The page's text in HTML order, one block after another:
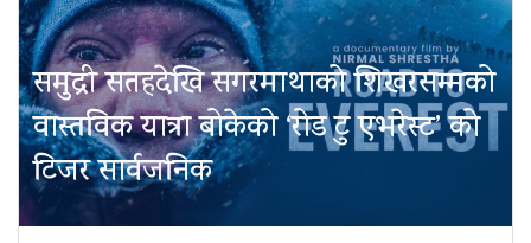
समुद्री सतहदेखि सगरमाथाको शिखरसम्मको
वास्तविक यात्रा बोकेको ‘रोड टु एभरेस्ट’ को
टिजर सार्वजनिक